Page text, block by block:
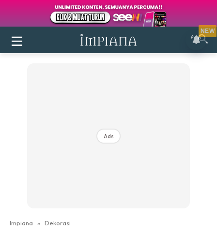
Login|Register
Ads
Impiana » Dekorasi
NEW